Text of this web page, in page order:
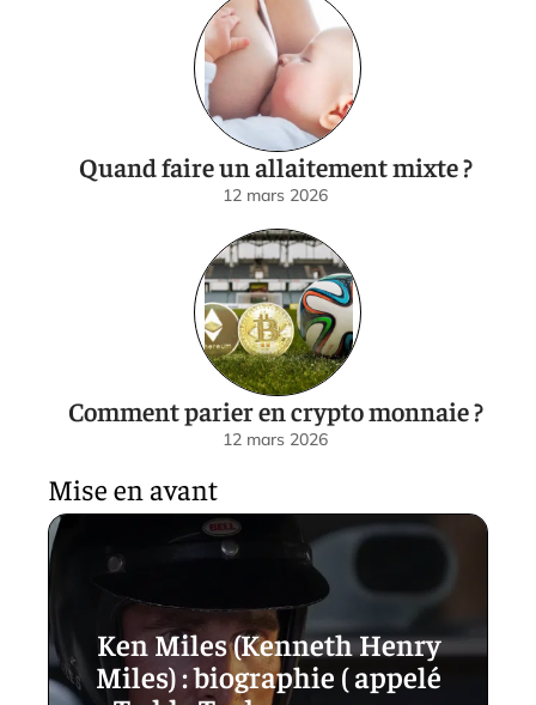
Quand faire un allaitement mixte ?
12 mars 2026
Comment parier en crypto monnaie ?
12 mars 2026
Mise en avant
Ken Miles (Kenneth Henry
Miles) : biographie ( appelé